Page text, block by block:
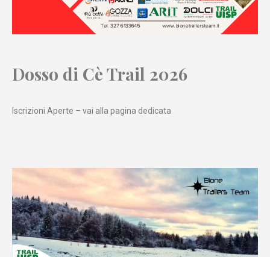
Dosso di Cè Trail 2026
Iscrizioni Aperte – vai alla pagina dedicata